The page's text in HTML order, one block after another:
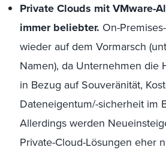
Private Clouds mit VMware-
immer beliebter. On-
wieder auf dem Vormarsch
Namen), da Unternehmen die
in Bezug auf Souveränität,
Dateneigentum/-sicherheit im
Allerdings werden
Private-Cloud-Lösungen eher